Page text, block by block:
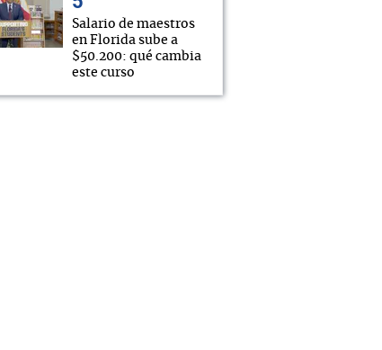
Salario de maestros
en Florida sube a
$50.200: qué cambia
este curso